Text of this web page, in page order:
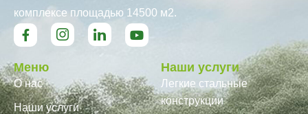
комплексе площадью 14500 м2.
Меню
О нас
Наши услуги
Наши услуги
Легкие стальные
конструкции